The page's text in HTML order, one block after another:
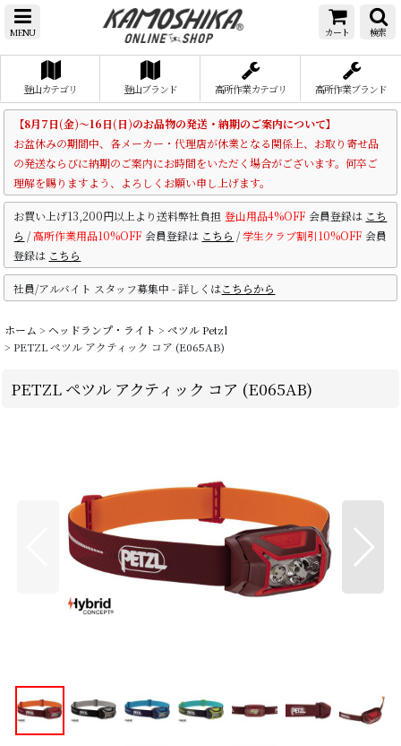
MENU カート 検索
登山カテゴリ 登山ブランド 高所作業カテゴリ 高所作業ブランド
【8月7日(金)～16日(日)のお品物の発送・納期のご案内について】
お盆休みの期間中、各メーカー・代理店が休業となる関係上、お取り寄せ品
の発送ならびに納期のご案内にお時間をいただく場合がございます。何卒ご
理解を賜りますよう、よろしくお願い申し上げます。
お買い上げ13,200円以上より送料弊社負担 登山用品4%OFF 会員登録は こち
ら /高所作業用品10%OFF 会員登録は こちら /学生クラブ割引10%OFF 会員
登録は こちら
社員/アルバイト スタッフ募集中 - 詳しくはこちらから
ホーム > ヘッドランプ・ライト > ペツル Petzl
> PETZL ペツル アクティック コア (E065AB)
PETZL ペツル アクティック コア (E065AB)